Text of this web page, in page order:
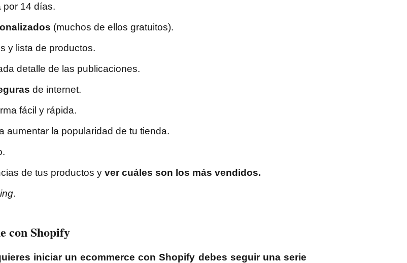
por 14 días.
(muchos de ellos gratuitos).
y lista de productos.
detalle de las publicaciones.
de internet.
fácil y rápida.
aumentar la popularidad de tu tienda.
de tus productos y ver cuáles son los más vendidos.
.
con Shopify
iniciar un ecommerce con Shopify debes seguir una serie